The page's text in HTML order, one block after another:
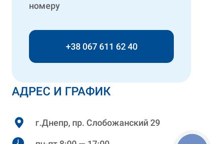
АДРЕС И ГРАФИК
г.Днепр, пр. Слобожанский 29
номеру
+38 067 611 62 40